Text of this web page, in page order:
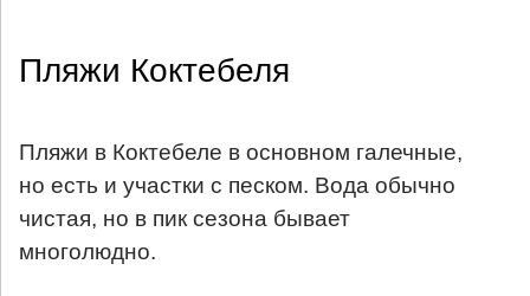
Пляжи Коктебеля
Пляжи в Коктебеле в основном галечные,
но есть и участки с песком. Вода обычно
чистая, но в пик сезона бывает
многолюдно.